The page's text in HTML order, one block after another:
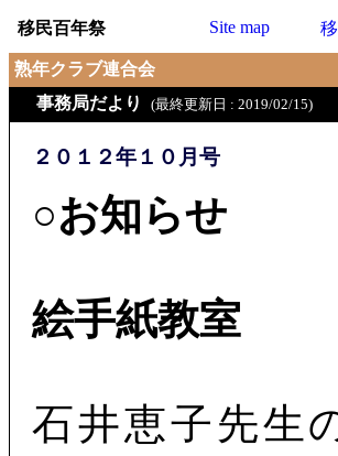
移民百年祭 Site map
熟年クラブ連合会
事務局だより
(最終更新日 : 2019/02/15)
２０１２年１０月号
○お知らせ
絵手紙教室
石井恵子先生